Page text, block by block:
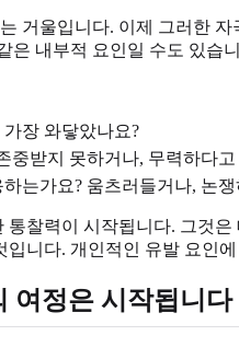
거울입니다. 이제 그러한
은 내부적 요인일 수도 있습
장 와닿았나요?
중받지 못하거나, 무력하다
는가요? 움츠러들거나, 논
찰력이 시작됩니다. 그것
니다. 개인적인 유발 요인
여정은 시작됩니다